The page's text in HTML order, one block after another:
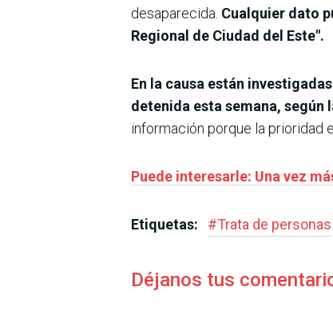
desaparecida. Cualquier dato
Regional de Ciudad del Este".
En la causa están
detenida esta semana, según
información porque la prioridad
Puede interesarle: Una vez
Etiquetas: #Trata de personas
Déjanos tus